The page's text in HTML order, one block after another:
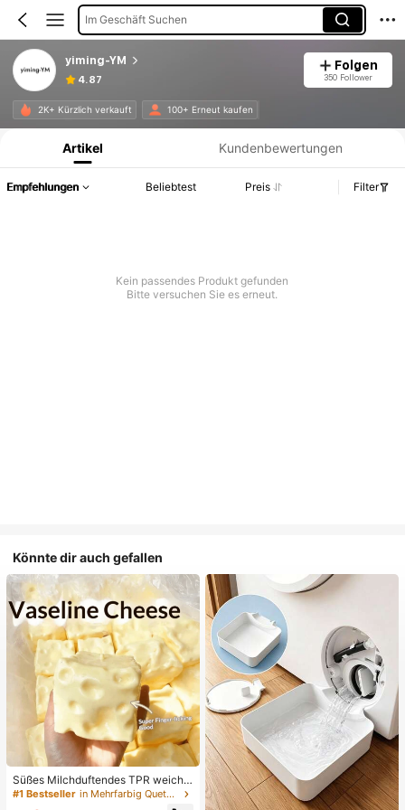
Im Geschäft Suchen
yiming-YM
4.87
Folgen
350 Follower
2K+ Kürzlich verkauft 100+ Erneut kaufen
Produktinformation: Preisangabe, Verkaufs- und Lagerbestandsdetails.
Artikel Kundenbewertungen
Empfehlungen Beliebtest Preis Filter
Kein passendes Produkt gefunden
Bitte versuchen Sie es erneut.
Könnte dir auch gefallen
Süßes Milchduftendes TPR weiche
s quetschbares Dumpling-förmiges
Stressabbau-Spielzeug, 5cm niedli
#1 Bestseller in Mehrfarbig Quetschspielzeug für Teenager